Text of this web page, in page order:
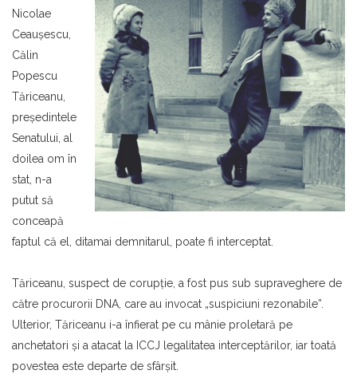
Nicolae
Ceauşescu,
Călin
Popescu
Tăriceanu,
preşedintele
Senatului, al
doilea om în
stat, n-a
putut să
conceapă
faptul că el, ditamai demnitarul, poate fi interceptat.
Tăriceanu, suspect de corupţie, a fost pus sub supraveghere de
către procurorii DNA, care au invocat „suspiciuni rezonabile”.
Ulterior, Tăriceanu i-a înfierat pe cu mânie proletară pe
anchetatori şi a atacat la ICCJ legalitatea interceptărilor, iar toată
povestea este departe de sfârşit.